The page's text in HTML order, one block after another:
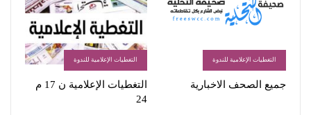
التغطيات الإعلامية للندوة
جميع الصحف الاخبارية
التغطيات الإعلامية للندوة
التغطيات الإعلامية ن 17 م
24